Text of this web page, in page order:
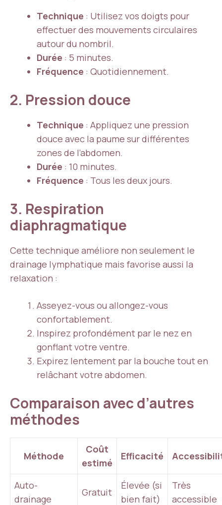
Technique : Utilisez vos doigts pour
effectuer des mouvements circulaires
autour du nombril.
Durée : 5 minutes.
Fréquence : Quotidiennement.
2. Pression douce
Technique : Appliquez une pression
douce avec la paume sur différentes
zones de l’abdomen.
Durée : 10 minutes.
Fréquence : Tous les deux jours.
3. Respiration
diaphragmatique
Cette technique améliore non seulement le
drainage lymphatique mais favorise aussi la
relaxation :
Asseyez-vous ou allongez-vous
confortablement.
Inspirez profondément par le nez en
gonflant votre ventre.
Expirez lentement par la bouche tout en
relâchant votre abdomen.
Comparaison avec d’autres
méthodes
Méthode
Coût
estimé
Efficacité
Auto-
drainage
Gratuit
Élevée (si
bien fait)
Très
accessible